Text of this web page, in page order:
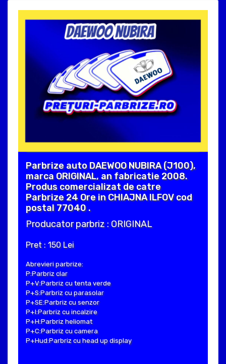
Parbrize auto DAEWOO NUBIRA (J100),
marca ORIGINAL, an fabricatie 2008.
Produs comercializat de catre
Parbrize 24 Ore in CHIAJNA ILFOV cod
postal 77040 .
Producator parbriz : ORIGINAL
Pret : 150 Lei
Abrevieri parbrize:
P:Parbriz clar
P+V:Parbriz cu tenta verde
P+S:Parbriz cu parasolar
P+SE:Parbriz cu senzor
P+I:Parbriz cu incalzire
P+H:Parbriz heliomat
P+C:Parbriz cu camera
P+Hud:Parbriz cu head up display